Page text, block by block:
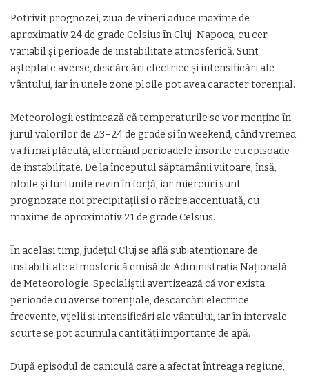
Potrivit prognozei, ziua de vineri aduce maxime de
aproximativ 24 de grade Celsius în Cluj-Napoca, cu cer
variabil și perioade de instabilitate atmosferică. Sunt
așteptate averse, descărcări electrice și intensificări ale
vântului, iar în unele zone ploile pot avea caracter torențial.
Meteorologii estimează că temperaturile se vor menține în
jurul valorilor de 23–24 de grade și în weekend, când vremea
va fi mai plăcută, alternând perioadele însorite cu episoade
de instabilitate. De la începutul săptămânii viitoare, însă,
ploile și furtunile revin în forță, iar miercuri sunt
prognozate noi precipitații și o răcire accentuată, cu
maxime de aproximativ 21 de grade Celsius.
În același timp, județul Cluj se află sub atenționare de
instabilitate atmosferică emisă de Administrația Națională
de Meteorologie. Specialiștii avertizează că vor exista
perioade cu averse torențiale, descărcări electrice
frecvente, vijelii și intensificări ale vântului, iar în intervale
scurte se pot acumula cantități importante de apă.
După episodul de caniculă care a afectat întreaga regiune,